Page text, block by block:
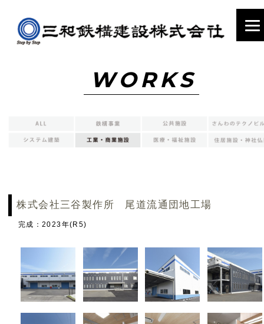
WORKS
株式会社三谷製作所 尾道流通団地工場
完成：2023年(R5)